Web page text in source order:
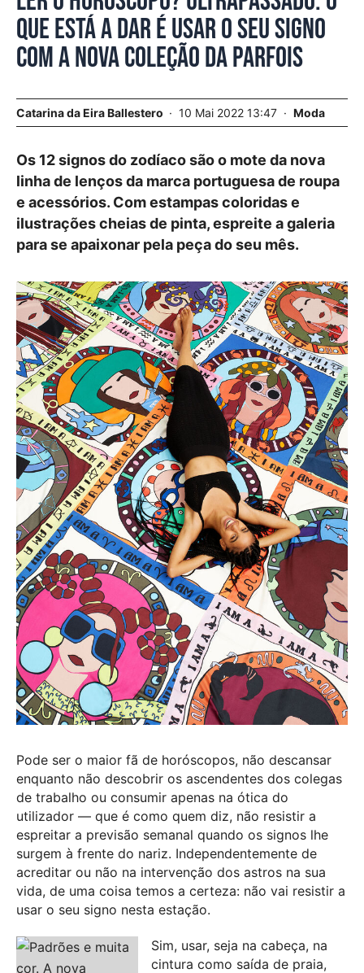
que está a dar é usar o seu signo
com a nova coleção da Parfois
Catarina da Eira Ballestero 10 Mai 2022 13:47 Moda
Os 12 signos do zodíaco são o mote da nova
linha de lenços da marca portuguesa de roupa
e acessórios. Com estampas coloridas e
ilustrações cheias de pinta, espreite a galeria
para se apaixonar pela peça do seu mês.
Pode ser o maior fã de horóscopos, não descansar
enquanto não descobrir os ascendentes dos colegas
de trabalho ou consumir apenas na ótica do
utilizador — que é como quem diz, não resistir a
espreitar a previsão semanal quando os signos lhe
surgem à frente do nariz. Independentemente de
acreditar ou não na intervenção dos astros na sua
vida, de uma coisa temos a certeza: não vai resistir a
usar o seu signo nesta estação.
Sim, usar, seja na cabeça, na
cintura como saída de praia,